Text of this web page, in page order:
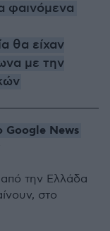
φαινόμενα
θα είχαν
με την
Google News
από την Ελλάδα
στο